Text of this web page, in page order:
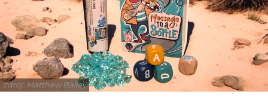
zdroj: Matthew Bailey